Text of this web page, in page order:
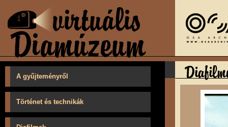
A gyűjteményről
Történet és technikák